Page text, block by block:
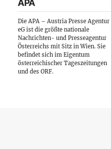
APA
Die APA – Austria Presse Agentur
eG ist die größte nationale
Nachrichten- und Presseagentur
Österreichs mit Sitz in Wien. Sie
befindet sich im Eigentum
österreichischer Tageszeitungen
und des ORF.